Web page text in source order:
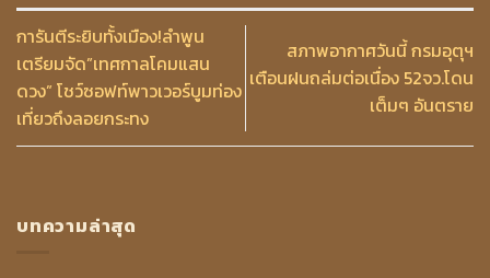
การันตีระยิบทั้งเมือง!ลำพูน
เตรียมจัด”เทศกาลโคมแสน
ดวง” โชว์ซอฟท์พาวเวอร์บูมท่อง
เที่ยวถึงลอยกระทง
สภาพอากาศวันนี้ กรมอุตุฯ
เตือนฝนถล่มต่อเนื่อง 52จว.โดน
เต็มๆ อันตราย
บทความล่าสุด